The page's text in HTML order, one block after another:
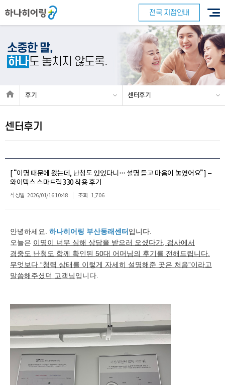
전국 지점안내
소중한 말,
하나도 놓치지 않도록.
후기 센터후기
센터후기
[ “이명 때문에 왔는데, 난청도 있었다니… 설명 듣고 마음이 놓였어요”] –
와이덱스 스마트릭330 착용 후기
작성일 2026/01/16 10:48 조회 1,706
안녕하세요. 하나히어링 부산동래센터 입니다.
오늘은 이명이 너무 심해 상담을 받으러 오셨다가, 검사에서
경중도 난청도 함께 확인된 50대 어머님의 후기를 전해드립니다.
무엇보다 “청력 상태를 이렇게 자세히 설명해준 곳은 처음”이라고
말씀해주셨던 고객님입니다.